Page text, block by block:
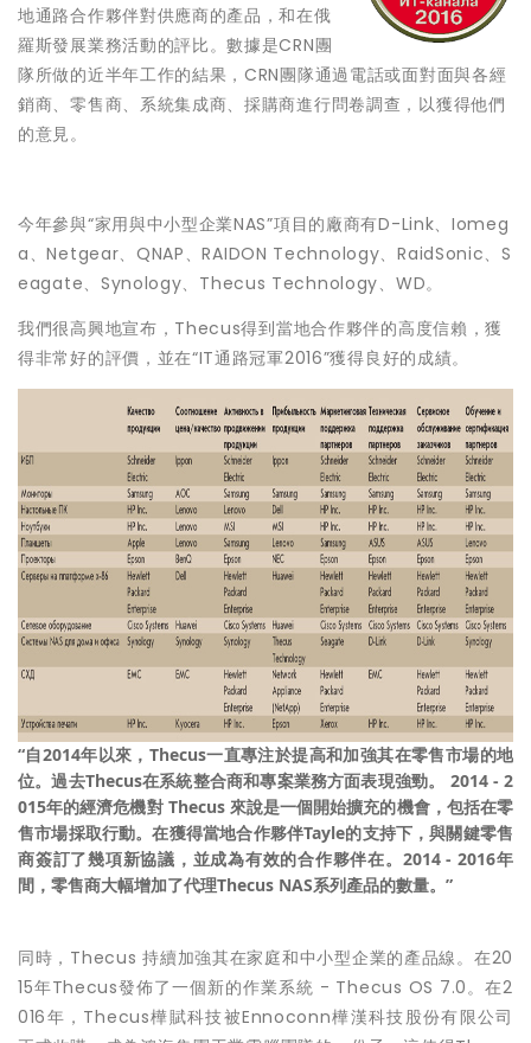
地通路合作夥伴對供應商的產品，和在俄
羅斯發展業務活動的評比。數據是CRN團
隊所做的近半年工作的結果，CRN團隊通過電話或面對面與各經
銷商、零售商、系統集成商、採購商進行問卷調查，以獲得他們
的意見。
今年參與“家用與中小型企業NAS”項目的廠商有D-Link、Iomeg
a、Netgear、QNAP、RAIDON Technology、RaidSonic、S
eagate、Synology、Thecus Technology、WD。
我們很高興地宣布，Thecus得到當地合作夥伴的高度信賴，獲
得非常好的評價，並在“IT通路冠軍2016”獲得良好的成績。
“自2014年以來， Thecus一直專注於提高和加強其在零售市場的地
位。過去Thecus在系統整合商和專案業務方面表現強勁。
2014 - 2
015年的經濟危機對Thecus 來說是一個開始擴充的機會，包括在零
售市場採取行動。在獲得當地合作夥伴Tayle的支持下，與關鍵零售
商簽訂了幾項新協議，並成為有效的合作夥伴在。 2014 - 2016年
間，零售商大幅增加了代理Thecus NAS系列產品的數量。 ”
同時，Thecus 持續加強其在家庭和中小型企業的產品線。在20
15年Thecus發佈了一個新的作業系統 - Thecus OS 7.0。在2
016年，Thecus樺賦科技被Ennoconn樺漢科技股份有限公司